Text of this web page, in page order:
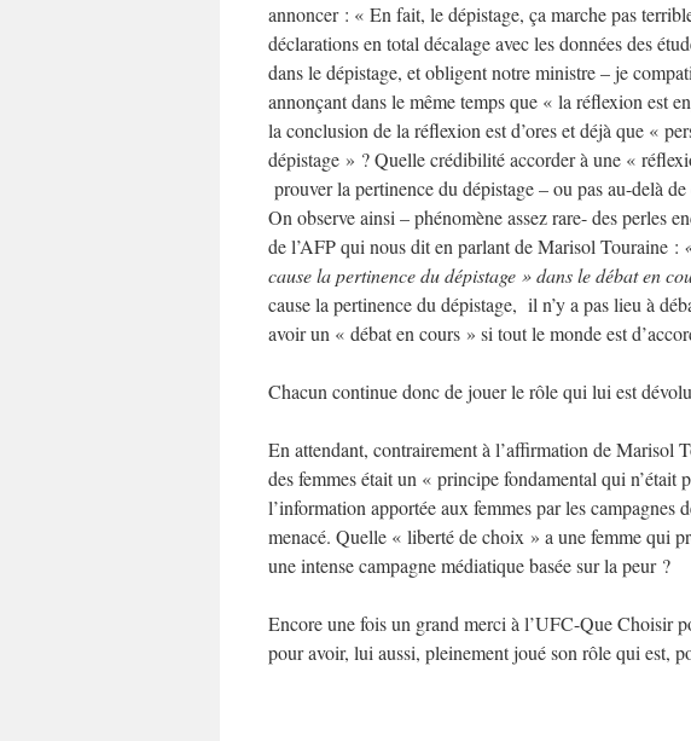
annoncer : « En fait, le dépistage, ça marche pas
déclarations en total décalage avec les données des
dans le dépistage, et obligent notre ministre – je
annonçant dans le même temps que « la réflexion est
la conclusion de la réflexion est d’ores et déjà que «
dépistage » ? Quelle crédibilité accorder à une «
prouver la pertinence du dépistage – ou pas au-delà
On observe ainsi – phénomène assez rare- des perles
de l’AFP qui nous dit en parlant de Marisol Touraine :
cause la pertinence du dépistage » dans le débat en
cause la pertinence du dépistage, il n’y a pas lieu à
avoir un « débat en cours » si tout le monde est
Chacun continue donc de jouer le rôle qui lui est
En attendant, contrairement à l’affirmation de Marisol
des femmes était un « principe fondamental qui n’était
l’information apportée aux femmes par les campagnes
menacé. Quelle « liberté de choix » a une femme qui
une intense campagne médiatique basée sur la peur ?
Encore une fois un grand merci à l’UFC-Que Choisir
pour avoir, lui aussi, pleinement joué son rôle qui est,